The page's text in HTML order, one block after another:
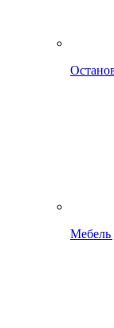
Мебель